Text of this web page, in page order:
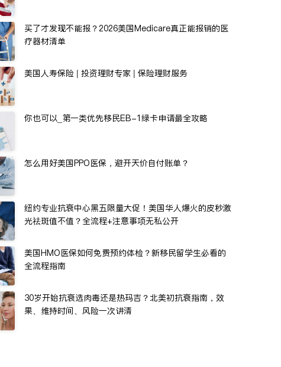
买了才发现不能报？2026美国Medicare真正能报销的医
疗器材清单
美国人寿保险 | 投资理财专家 | 保险理财服务
你也可以_第一类优先移民EB-1绿卡申请最全攻略
怎么用好美国PPO医保，避开天价自付账单？
纽约专业抗衰中心黑五限量大促！美国华人爆火的皮秒激
光祛斑值不值？全流程+注意事项无私公开
美国HMO医保如何免费预约体检？新移民留学生必看的
全流程指南
30岁开始抗衰选肉毒还是热玛吉？北美初抗衰指南，效
果、维持时间、风险一次讲清